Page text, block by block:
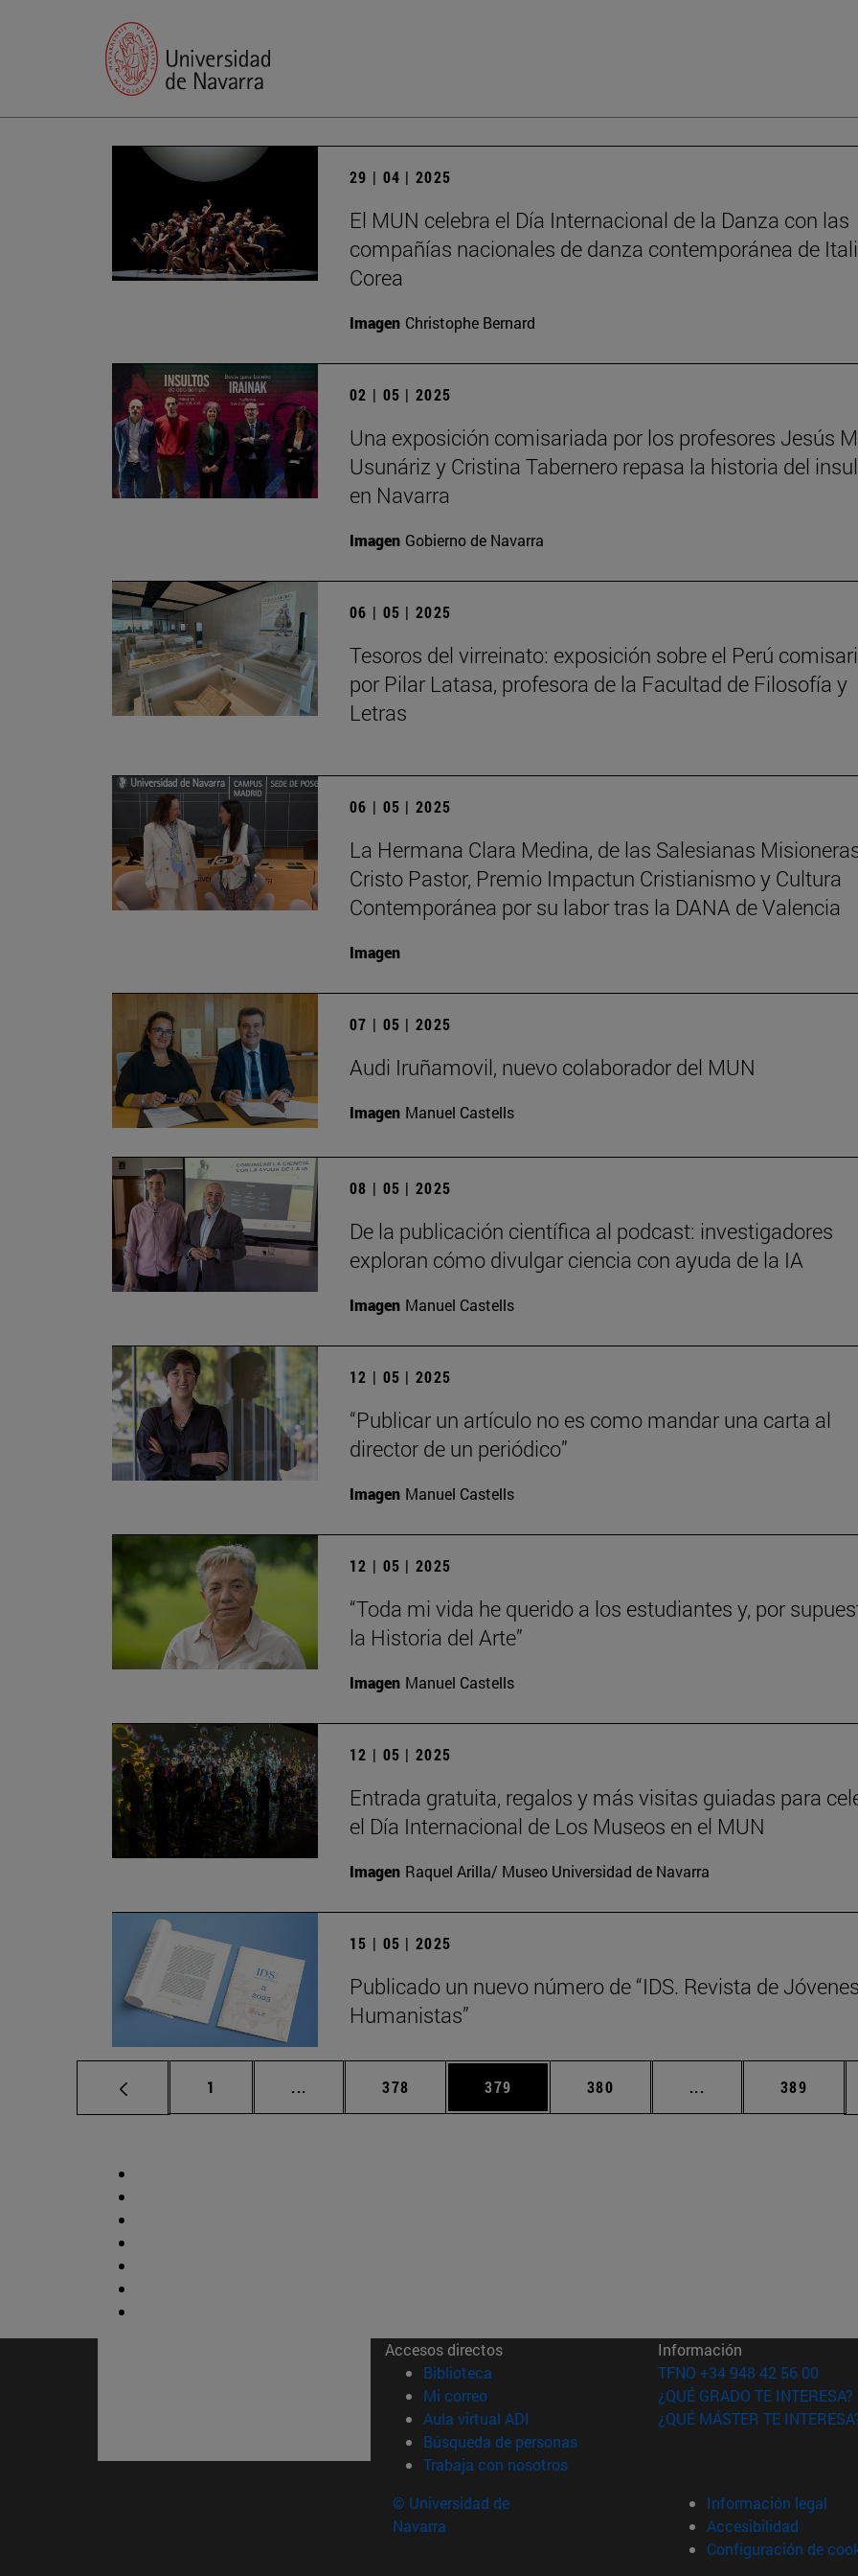
29 | 04 | 2025
El MUN celebra el Día Internacional de la Danza con las
compañías nacionales de danza contemporánea de
Corea
Imagen Christophe Bernard
02 | 05 | 2025
Una exposición comisariada por los profesores Jesús
Usunáriz y Cristina Tabernero repasa la historia del
en Navarra
Imagen Gobierno de Navarra
06 | 05 | 2025
Tesoros del virreinato: exposición sobre el Perú
por Pilar Latasa, profesora de la Facultad de Filosofía y
Letras
06 | 05 | 2025
La Hermana Clara Medina, de las Salesianas
Cristo Pastor, Premio Impactun Cristianismo y Cultura
Contemporánea por su labor tras la DANA de Valencia
Imagen
07 | 05 | 2025
Audi Iruñamovil, nuevo colaborador del MUN
Imagen Manuel Castells
08 | 05 | 2025
De la publicación científica al podcast: investigadores
exploran cómo divulgar ciencia con ayuda de la IA
Imagen Manuel Castells
12 | 05 | 2025
“Publicar un artículo no es como mandar una carta al
director de un periódico”
Imagen Manuel Castells
12 | 05 | 2025
“Toda mi vida he querido a los estudiantes y, por
la Historia del Arte”
Imagen Manuel Castells
12 | 05 | 2025
Entrada gratuita, regalos y más visitas guiadas para
el Día Internacional de Los Museos en el MUN
Imagen Raquel Arilla/ Museo Universidad de Navarra
15 | 05 | 2025
Publicado un nuevo número de “IDS. Revista de Jóvenes
Humanistas”
Página
1 ... Páginas intermedias Use TAB para desplazarse.
Página
378 Página
379 Página
380 ... Páginas intermedias
Página
389
Accesos directos
Biblioteca (abre en nueva ventana)
Mi correo(abre en nueva ventana)
Aula virtual ADI (abre en nueva ventana)
Búsqueda de personas(abre en nueva ventana)
Trabaja con nosotros(abre en nueva ventana)
Información
TFNO +34 948 42 56 00
¿QUÉ GRADO TE INTERESA?
¿QUÉ MÁSTER TE
© Universidad de
Navarra
Información legal
Accesibilidad
Configuración de